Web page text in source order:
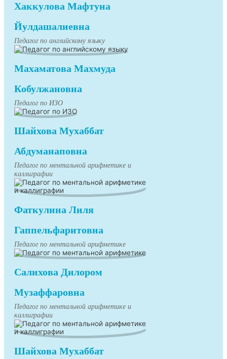
Хаккулова Мафтуна
Йулдашалиевна
Педагог по английскому языку
Махаматова Махмуда
Кобулжановна
Педагог по ИЗО
Шайхова Мухаббат
Абдуманаповна
Педагог по ментальной арифметике и
каллиграфии
Фаткулина Лиля
Гаппельфаритовна
Педагог по ментальной арифметике
Салихова Дилором
Музаффаровна
Педагог по ментальной арифметике и
каллиграфии
Шайхова Мухаббат